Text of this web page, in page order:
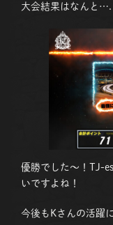
大会結果はなんと….
優勝でした～！TJ-
いですよね！
今後もKさんの活躍